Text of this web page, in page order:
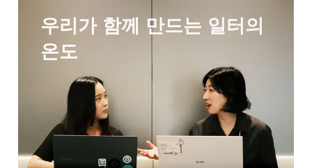
우리가 함께 만드는 일터의
온도